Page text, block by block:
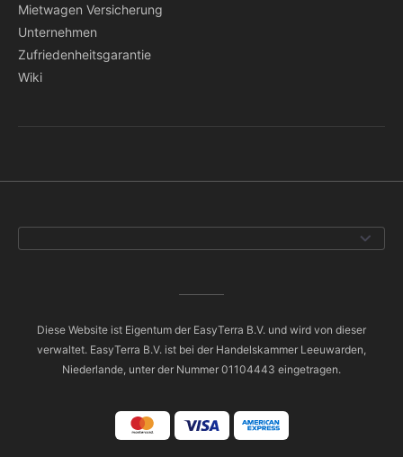
Mietwagen Versicherung
Unternehmen
Zufriedenheitsgarantie
Wiki
Diese Website ist Eigentum der EasyTerra B.V. und wird von dieser
verwaltet. EasyTerra B.V. ist bei der Handelskammer Leeuwarden,
Niederlande, unter der Nummer 01104443 eingetragen.